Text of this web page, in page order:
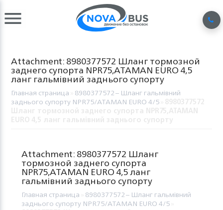
Attachment: 8980377572 Шланг тормозной
заднего супорта NPR75,ATAMAN EURO 4,5
ланг гальмівний заднього супорту
Главная страница 8980377572 – Шланг гальмівний
заднього супорту NPR75/ATAMAN EURO 4/5
Attachment: 8980377572 Шланг
тормозной заднего супорта
NPR75,ATAMAN EURO 4,5 ланг
гальмівний заднього супорту
Главная страница 8980377572 – Шланг гальмівний
заднього супорту NPR75/ATAMAN EURO 4/5»